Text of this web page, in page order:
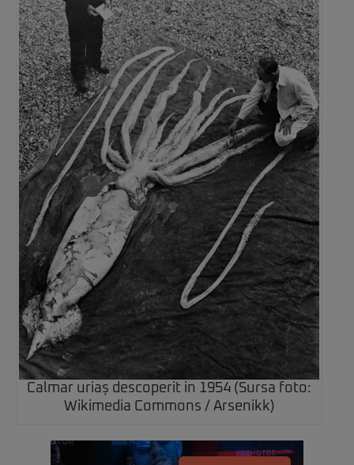
Calmar uriaș descoperit in 1954 (Sursa foto:
Wikimedia Commons / Arsenikk)